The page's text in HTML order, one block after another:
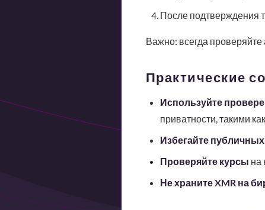
После подтверждения
Важно: всегда проверяйте
Практические
Используйте
приватности, такими
Избегайте
Проверяйте курсы на
Не храните XMR на